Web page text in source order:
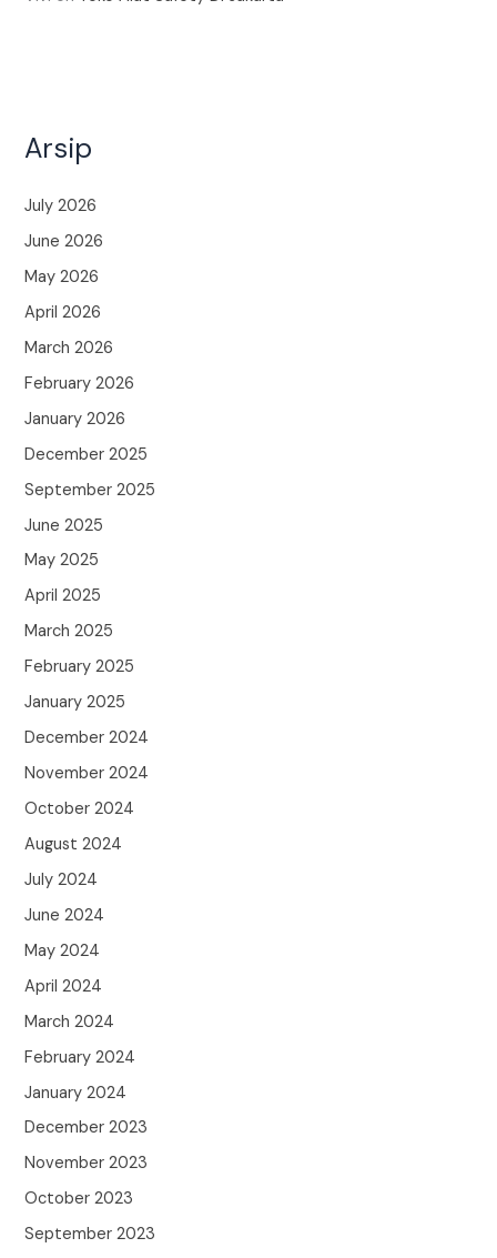
Arsip
July 2026
June 2026
May 2026
April 2026
March 2026
February 2026
January 2026
December 2025
September 2025
June 2025
May 2025
April 2025
March 2025
February 2025
January 2025
December 2024
November 2024
October 2024
August 2024
July 2024
June 2024
May 2024
April 2024
March 2024
February 2024
January 2024
December 2023
November 2023
October 2023
September 2023